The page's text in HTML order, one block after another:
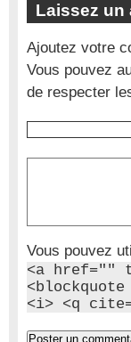
Laissez un
Ajoutez votre
Vous pouvez
de respecter
Vous pouvez
<a href=""
<i> <q